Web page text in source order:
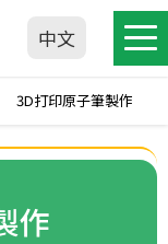
中文
3D打印原子筆製作
作